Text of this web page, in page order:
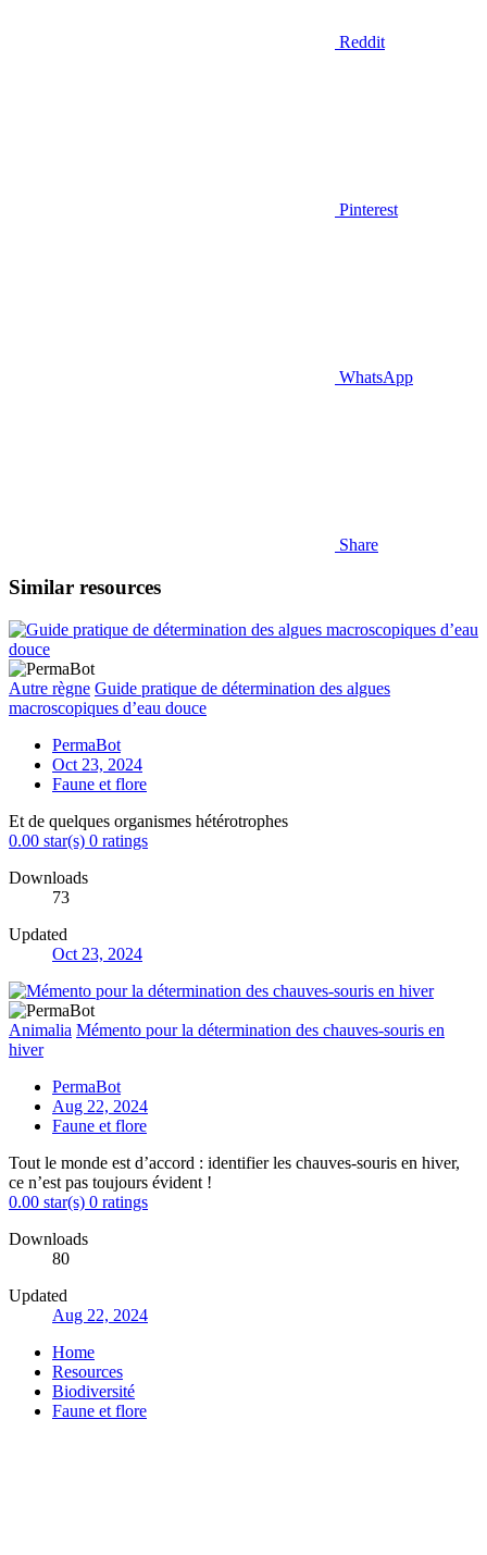
Reddit
Pinterest
WhatsApp
Share
Similar resources
Autre règne Guide pratique de détermination des algues
macroscopiques d’eau douce
PermaBot
Oct 23, 2024
Faune et flore
Et de quelques organismes hétérotrophes
0.00 star(s) 0 ratings
Downloads
73
Updated
Oct 23, 2024
Animalia Mémento pour la détermination des chauves-souris en
hiver
PermaBot
Aug 22, 2024
Faune et flore
Tout le monde est d’accord : identifier les chauves-souris en hiver,
ce n’est pas toujours évident !
0.00 star(s) 0 ratings
Downloads
80
Updated
Aug 22, 2024
Home
Resources
Biodiversité
Faune et flore